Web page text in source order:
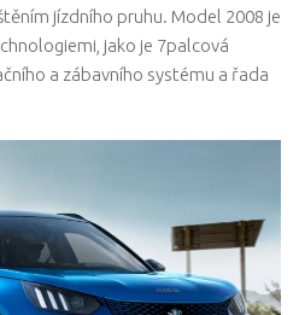
jízdního pruhu. Model 2008 je
jako je 7palcová
a zábavního systému a řada